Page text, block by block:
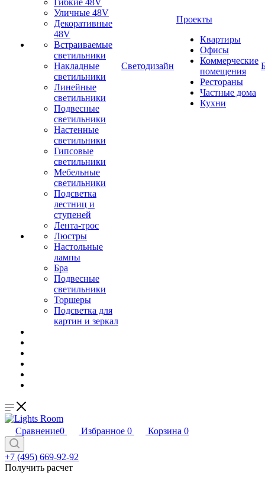
Гибкие 48V
Уличные 48V
Декоративные
48V
Встраиваемые
светильники
Накладные
светильники
Линейные
светильники
Подвесные
светильники
Настенные
светильники
Гипсовые
светильники
Мебельные
светильники
Подсветка
лестниц и
ступеней
Лента-трос
Люстры
Настольные
лампы
Бра
Подвесные
светильники
Торшеры
Подсветка для
картин и зеркал
Светодизайн
Проекты
Квартиры
Офисы
Коммерческие
помещения
Рестораны
Частные дома
Кухни
Сравнение0 Избранное 0 Корзина 0
+7 (495) 669-92-92
Получить расчет